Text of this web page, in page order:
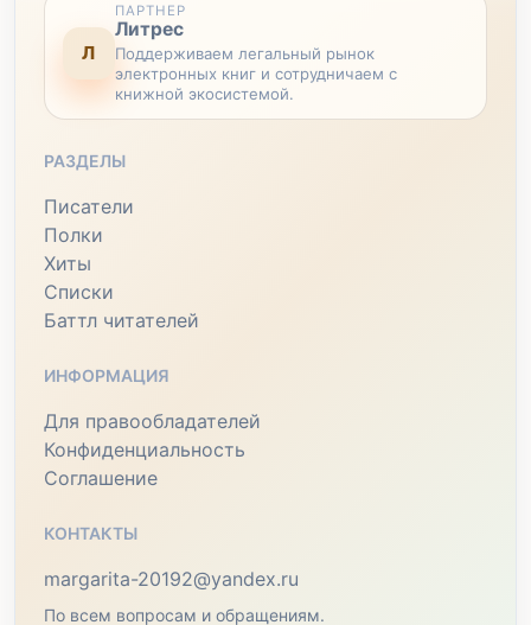
Л
ПАРТНЕР
Литрес
Поддерживаем легальный рынок
электронных книг и сотрудничаем с
книжной экосистемой.
РАЗДЕЛЫ
Писатели
Полки
Хиты
Списки
Баттл читателей
ИНФОРМАЦИЯ
Для правообладателей
Конфиденциальность
Соглашение
КОНТАКТЫ
margarita-20192@yandex.ru
По всем вопросам и обращениям.